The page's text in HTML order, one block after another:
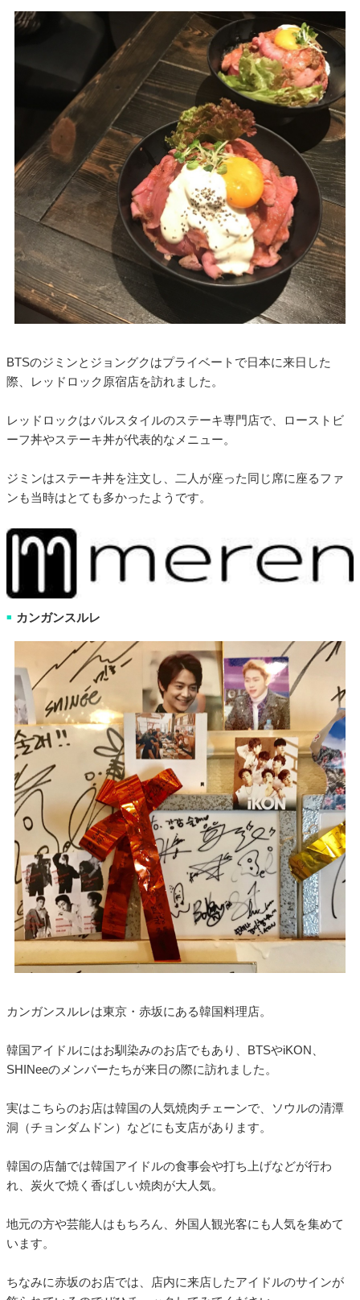
BTSのジミンとジョングクはプライベートで日本に来日した
際、レッドロック原宿店を訪れました。
レッドロックはバルスタイルのステーキ専門店で、ローストビ
ーフ丼やステーキ丼が代表的なメニュー。
ジミンはステーキ丼を注文し、二人が座った同じ席に座るファ
ンも当時はとても多かったようです。
■ カンガンスルレ
カンガンスルレは東京・赤坂にある韓国料理店。
韓国アイドルにはお馴染みのお店でもあり、BTSやiKON、
SHINeeのメンバーたちが来日の際に訪れました。
実はこちらのお店は韓国の人気焼肉チェーンで、ソウルの清潭
洞（チョンダムドン）などにも支店があります。
韓国の店舗では韓国アイドルの食事会や打ち上げなどが行わ
れ、炭火で焼く香ばしい焼肉が大人気。
地元の方や芸能人はもちろん、外国人観光客にも人気を集めて
います。
ちなみに赤坂のお店では、店内に来店したアイドルのサインが